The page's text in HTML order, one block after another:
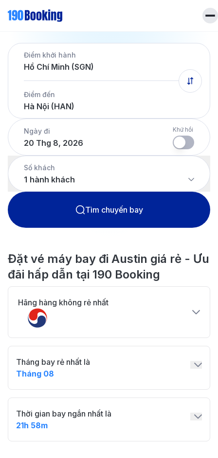
Trang chủ
Vé máy bay
Dịch vụ
Khách sạn
Tin tứcLiên hệ
Hotline
028 7303 6167
Tiếng Việt
Điểm khởi hành
Hồ Chí Minh (SGN)
Điểm đến
Hà Nội (HAN)
Ngày đi
20 Thg 8, 2026
Khứ hồi
Số khách
1 hành khách
Tìm chuyến bay
Đặt vé máy bay đi Austin giá rẻ - Ưu
đãi hấp dẫn tại 190 Booking
Hãng hàng không rẻ nhất
Tháng bay rẻ nhất là
Tháng 08
Thời gian bay ngắn nhất là
21h 58m